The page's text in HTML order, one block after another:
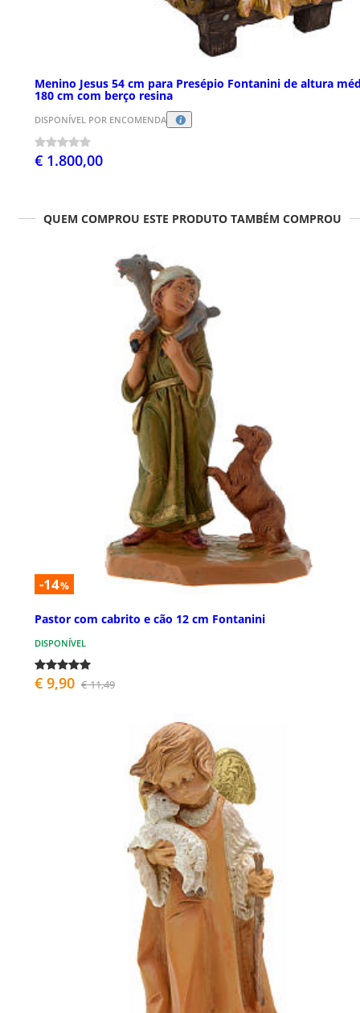
Menino Jesus 54 cm para Presépio Fontanini de altura
180 cm com berço resina
DISPONÍVEL POR ENCOMENDA
€ 1.800,00
QUEM COMPROU ESTE PRODUTO TAMBÉM COMPROU
-14%
Pastor com cabrito e cão 12 cm Fontanini
DISPONÍVEL
€ 9,90 € 11,49